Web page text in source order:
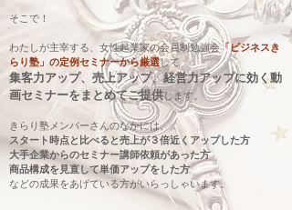
そこで！
わたしが主宰する、女性起業家の会員制勉強会「ビジネスき
らり塾」の定例セミナーから厳選して
集客力アップ、売上アップ、経営力アップに効く動
画セミナーをまとめてご提供します。
きらり塾メンバーさんのなかには、
スタート時点と比べると売上が３倍近くアップした方
​大手企業からのセミナー講師依頼があった方
商品構成を見直して単価アップをした方
​などの成果をあげている方がいらっしゃいます。